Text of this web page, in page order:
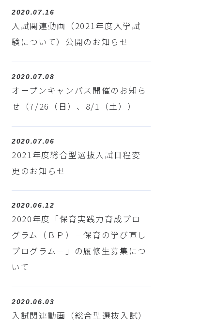
2020.07.16
入試関連動画（2021年度入学試
験について）公開のお知らせ
2020.07.08
オープンキャンパス開催のお知ら
せ（7/26（日）、8/1（土））
2020.07.06
2021年度総合型選抜入試日程変
更のお知らせ
2020.06.12
2020年度「保育実践力育成プロ
グラム（ＢＰ）－保育の学び直し
プログラム－」の履修生募集につ
いて
2020.06.03
入試関連動画（総合型選抜入試）